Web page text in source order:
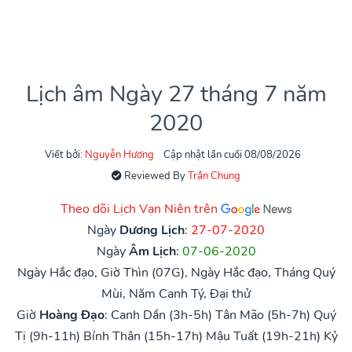
Lịch âm Ngày 27 tháng 7 năm
2020
Viết bởi: Nguyễn Hương
Cập nhật lần cuối 08/08/2026
Reviewed ByTrần Chung
Theo dõi Lịch Vạn Niên trên
Ngày Dương Lịch: 27-07-2020
NgàyÂm Lịch: 07-06-2020
Ngày Hắc đạo, Giờ Thìn (07G), Ngày Hắc đạo, Tháng Quý
Mùi, Năm Canh Tý, Đại thử
Giờ Hoàng Đạo: Canh Dần (3h-5h) Tân Mão (5h-7h) Quý
Tị (9h-11h) Bính Thân (15h-17h) Mậu Tuất (19h-21h) Kỷ